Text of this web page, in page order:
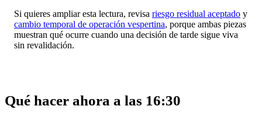
Si quieres ampliar esta lectura, revisa riesgo residual aceptado y
cambio temporal de operación vespertina, porque ambas piezas
muestran qué ocurre cuando una decisión de tarde sigue viva
sin revalidación.
Qué hacer ahora a las 16:30